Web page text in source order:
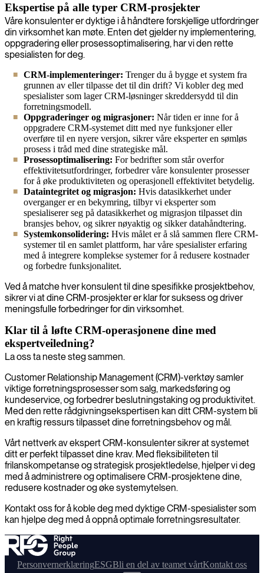
Ekspertise på alle typer CRM-prosjekter
Våre konsulenter er dyktige i å håndtere forskjellige utfordringer
din virksomhet kan møte. Enten det gjelder ny implementering,
oppgradering eller prosessoptimalisering, har vi den rette
spesialisten for deg.
CRM-implementeringer: Trenger du å bygge et system fra
grunnen av eller tilpasse det til din drift? Vi kobler deg med
spesialister som lager CRM-løsninger skreddersydd til din
forretningsmodell.
Oppgraderinger og migrasjoner: Når tiden er inne for å
oppgradere CRM-systemet ditt med nye funksjoner eller
overføre til en nyere versjon, sikrer våre eksperter en sømløs
prosess i tråd med dine strategiske mål.
Prosessoptimalisering: For bedrifter som står overfor
effektivitetsutfordringer, forbedrer våre konsulenter prosesser
for å øke produktiviteten og operasjonell effektivitet betydelig.
Dataintegritet og migrasjon: Hvis datasikkerhet under
overganger er en bekymring, tilbyr vi eksperter som
spesialiserer seg på datasikkerhet og migrasjon tilpasset din
bransjes behov, og sikrer nøyaktig og sikker datahåndtering.
Systemkonsolidering: Hvis målet er å slå sammen flere CRM-
systemer til en samlet plattform, har våre spesialister erfaring
med å integrere komplekse systemer for å redusere kostnader
og forbedre funksjonalitet.
Ved å matche hver konsulent til dine spesifikke prosjektbehov,
sikrer vi at dine CRM-prosjekter er klar for suksess og driver
meningsfulle forbedringer for din virksomhet.
Klar til å løfte CRM-operasjonene dine med
ekspertveiledning?
La oss ta neste steg sammen.
Customer Relationship Management (CRM)-verktøy samler
viktige forretningsprosesser som salg, markedsføring og
kundeservice, og forbedrer beslutningstaking og produktivitet.
Med den rette rådgivningsekspertisen kan ditt CRM-system bli
en kraftig ressurs tilpasset dine forretningsbehov og mål.
Vårt nettverk av ekspert CRM-konsulenter sikrer at systemet
ditt er perfekt tilpasset dine krav. Med fleksibiliteten til
frilanskompetanse og strategisk prosjektledelse, hjelper vi deg
med å administrere og optimalisere CRM-prosjektene dine,
redusere kostnader og øke systemytelsen.
Kontakt oss for å koble deg med dyktige CRM-spesialister som
kan hjelpe deg med å oppnå optimale forretningsresultater.
PersonvernerklæringESGBli en del av teamet vårtKontakt oss